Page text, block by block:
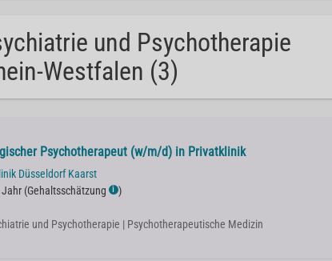
und Psychotherapie
Westfalen (3)
Psychotherapeut (w/m/d) in Privatklinik
Düsseldorf Kaarst
(Gehaltsschätzung ℹ )
und Psychotherapie | Psychotherapeutische Medizin